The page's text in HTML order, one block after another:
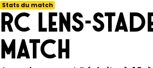
Stats du match
RC Lens-
match